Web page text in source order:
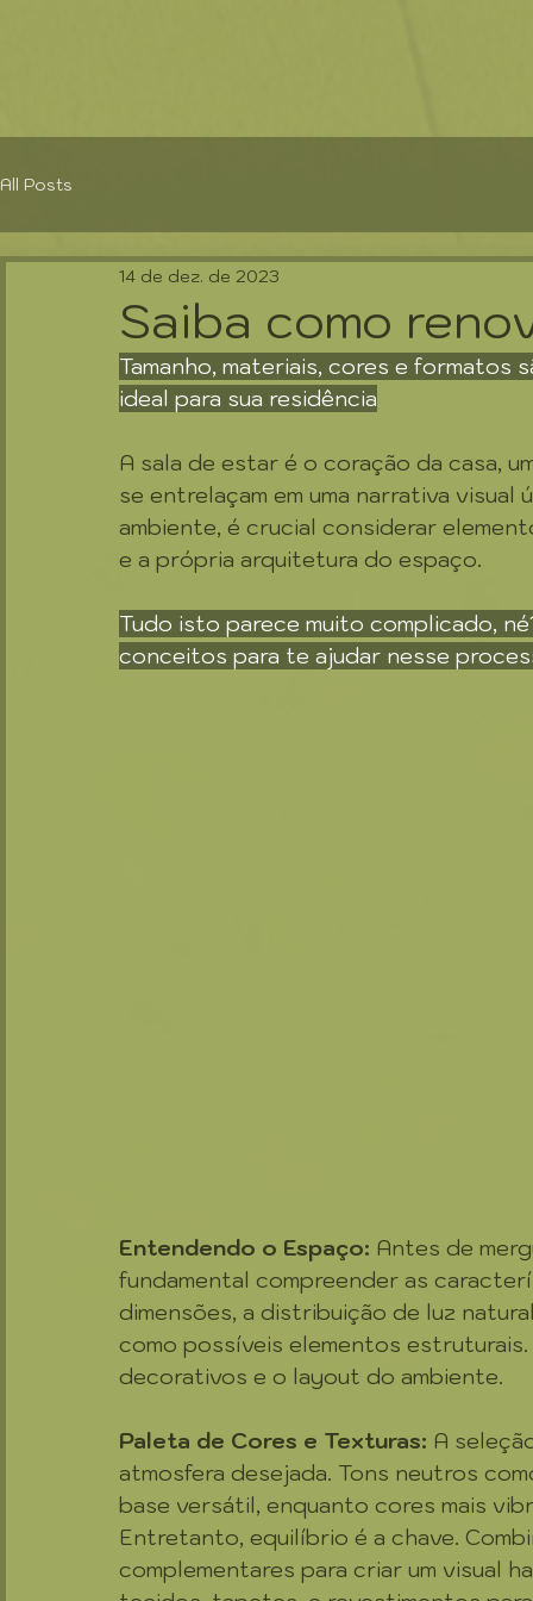
All Posts
Saiba como
14 de dez. de 2023
Tamanho, materiais, cores e formatos
ideal para sua residência
A sala de estar é o coração da casa,
se entrelaçam em uma narrativa
ambiente, é crucial considerar
e a própria arquitetura do espaço.
Tudo isto parece muito complicado,
conceitos para te ajudar nesse
Entendendo o Espaço: Antes de
fundamental compreender as
dimensões, a distribuição de luz
como possíveis elementos
decorativos e o layout do ambiente.
Paleta de Cores e Texturas: A
atmosfera desejada. Tons neutros
base versátil, enquanto cores mais
Entretanto, equilíbrio é a chave.
complementares para criar um visual